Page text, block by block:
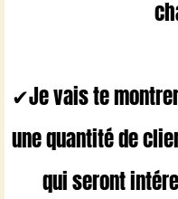
✔Je vais te
une quantité de
qui seront